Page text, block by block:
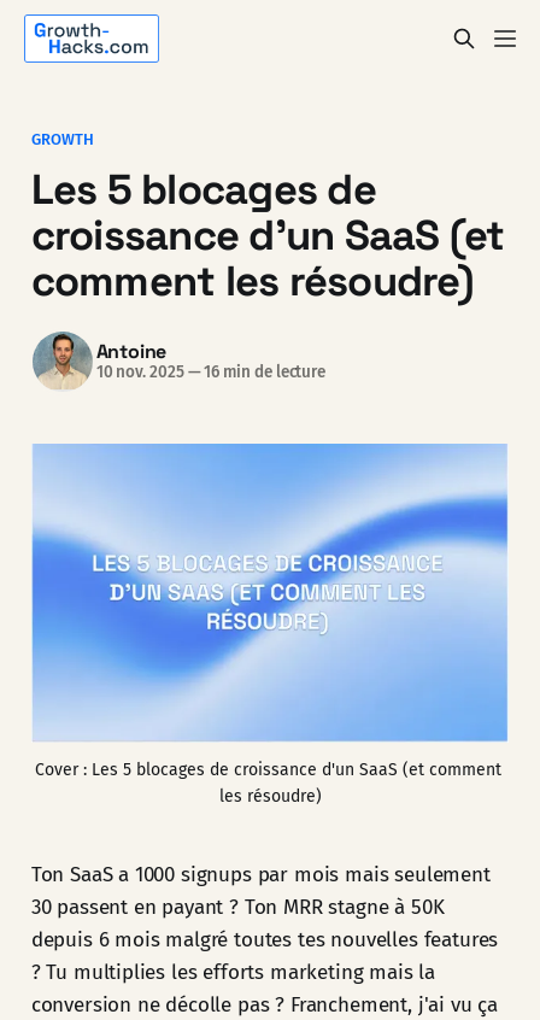
GROWTH
Les 5 blocages de
croissance d'un SaaS (et
comment les résoudre)
Antoine
10 nov. 2025—16 min de lecture
Cover : Les 5 blocages de croissance d'un SaaS (et comment
les résoudre)
Ton SaaS a 1000 signups par mois mais seulement
30 passent en payant ? Ton MRR stagne à 50K
depuis 6 mois malgré toutes tes nouvelles features
? Tu multiplies les efforts marketing mais la
conversion ne décolle pas ? Franchement, j'ai vu ça